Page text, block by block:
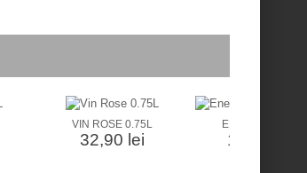
VIN ROSE 0.75L
32,90 lei
ENERGIZANT...
11,90 lei